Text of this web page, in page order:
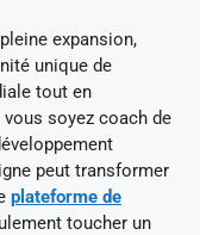
expansion,
unique de
tout en
vous soyez coach de
peut transformer
plateforme de
toucher un